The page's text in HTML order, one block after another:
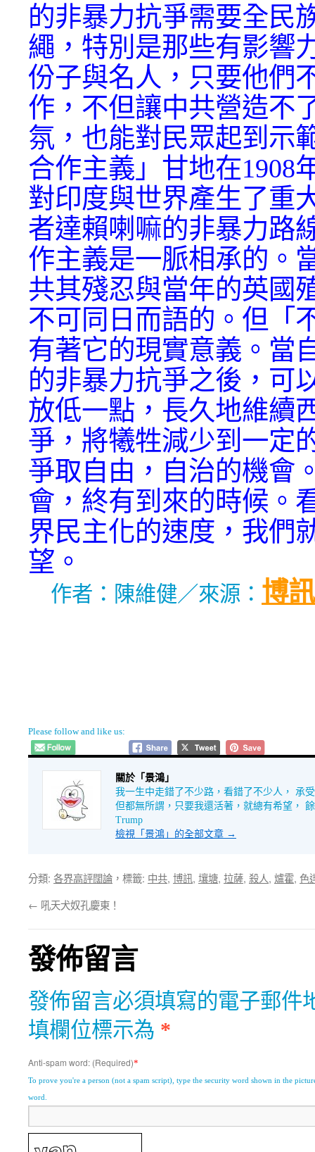
的非暴力抗爭需要全民
繩，特別是那些有影響
份子與名人，只要他們
作，不但讓中共營造不
氛，也能對民眾起到示
合作主義」甘地在1908
對印度與世界產生了重
者達賴喇嘛的非暴力路
作主義是一脈相承的。
共其殘忍與當年的英國
不可同日而語的。但「
有著它的現實意義。當
的非暴力抗爭之後，可
放低一點，長久地維續
爭，將犧牲減少到一定
爭取自由，自治的機會
會，終有到來的時候。
界民主化的速度，我們
望。
作者：陳維健／來源： 博訊
Please follow and like us:
關於「景鴻」
我一生中走錯了不少路，看錯了不少人， 承
但都無所謂，只要我還活著，就總有希望，
Trump
檢視「景鴻」的全部文章 →
分類: 各界高評闊論 ，標籤: 中共, 博訊, 壤塘, 拉薩, 殺人, 爐霍, 色
← 吼天犬奴孔慶東！
發佈留言
發佈留言必須填寫的電子郵件
填欄位標示為 *
Anti-spam word: (Required)*
To prove you're a person (not a spam script), type the security word shown in the
word.